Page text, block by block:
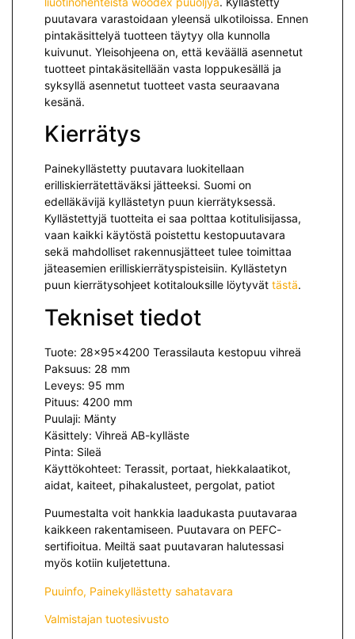
puutavara varastoidaan yleensä ulkotiloissa. Ennen
pintakäsittelyä tuotteen täytyy olla kunnolla
kuivunut. Yleisohjeena on, että keväällä asennetut
tuotteet pintakäsitellään vasta loppukesällä ja
syksyllä asennetut tuotteet vasta seuraavana
kesänä.
Kierrätys
Painekyllästetty puutavara luokitellaan
erilliskierrätettäväksi jät­teeksi. Suomi on
edelläkävijä kyllästetyn puun kierrätyksessä.
Kyllästettyjä tuotteita ei saa polttaa kotitulisijassa,
vaan kaikki käytöstä poistettu kestopuutavara
sekä mah­dolliset rakennusjätteet tulee toimittaa
jäteasemien erilliskierrätyspisteisiin. Kyllästetyn
puun kierrätysohjeet kotitalouksille löytyvät tästä.
Tekniset tiedot
Tuote: 28x95x4200 Terassilauta kestopuu vihreä
Paksuus: 28 mm
Leveys: 95 mm
Pituus: 4200 mm
Puulaji: Mänty
Käsittely: Vihreä AB-kylläste
Pinta: Sileä
Käyttökohteet: Terassit, portaat, hiekkalaatikot,
aidat, kaiteet, pihakalusteet, pergolat, patiot
Puumestalta voit hankkia laadukasta puutavaraa
kaikkeen rakentamiseen. Puutavara on PEFC-
sertifioitua. Meiltä saat puutavaran halutessasi
myös kotiin kuljetettuna.
Puuinfo, Painekyllästetty sahatavara
Valmistajan tuotesivusto